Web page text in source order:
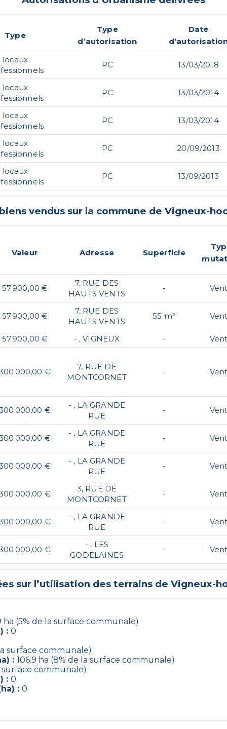
Type
Type
d’autorisation
Date
locaux
PC 13/03/2018
locaux
PC 13/03/2014
locaux
PC 13/03/2014
locaux
PC 20/09/2013
locaux
PC 13/09/2013
vendus sur la commune de Vigneux-
Valeur Adresse Superficie
57 900,00 €
7, RUE DES
HAUTS VENTS
-
57 900,00 €
7, RUE DES
HAUTS VENTS
55 m²
57 900,00 € - , VIGNEUX -
000,00 €
7, RUE DE
MONTCORNET
-
000,00 €
- , LA GRANDE
RUE
-
000,00 €
- , LA GRANDE
RUE
-
000,00 €
- , LA GRANDE
RUE
-
000,00 €
3, RUE DE
MONTCORNET
-
000,00 €
- , LA GRANDE
RUE
-
000,00 €
- , LES
GODELAINES
-
sur l’utilisation des terrains deVigneux-
ha (5% de la surface communale)
: 0
surface communale)
: 106.9 ha (8% de la surface communale)
surface communale)
: 0
: 0